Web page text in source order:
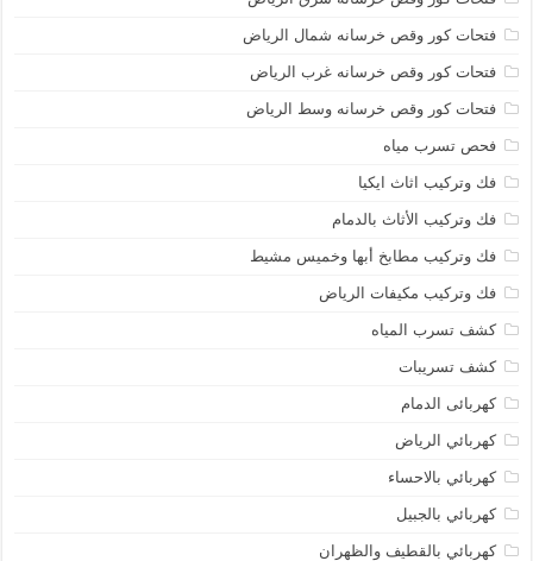
فتحات كور وقص خرسانه شمال الرياض
فتحات كور وقص خرسانه غرب الرياض
فتحات كور وقص خرسانه وسط الرياض
فحص تسرب مياه
فك وتركيب اثاث ايكيا
فك وتركيب الأثاث بالدمام
فك وتركيب مطابخ أبها وخميس مشيط
فك وتركيب مكيفات الرياض
كشف تسرب المياه
كشف تسريبات
كهربائى الدمام
كهربائي الرياض
كهربائي بالاحساء
كهربائي بالجبيل
كهربائي بالقطيف والظهران